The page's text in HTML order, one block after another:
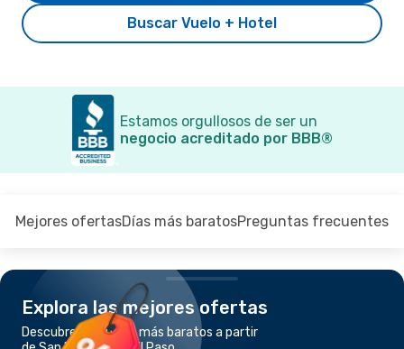
Buscar Vuelo + Hotel
Estamos orgullosos de ser un
negocio acreditado por BBB®
Mejores ofertasDías más baratosPreguntas frecuentes
Explora las mejores ofertas
Descubre los vuelos más baratos a partir